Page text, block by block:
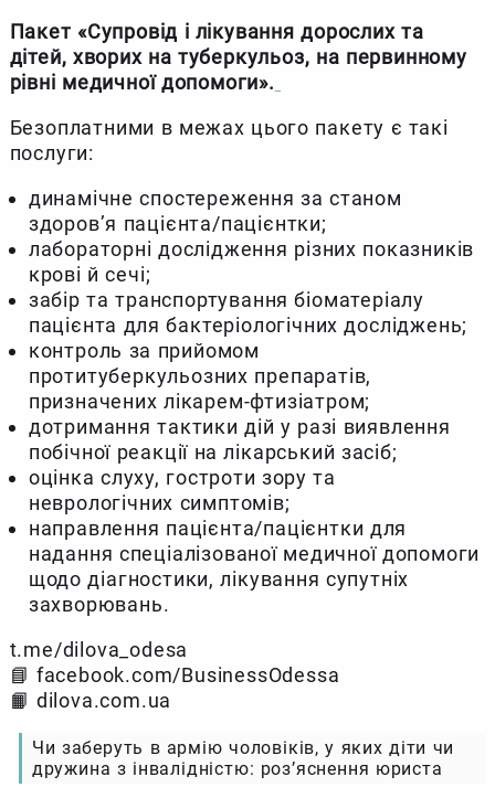
Пакет «Супровід і лікування дорослих та
дітей, хворих на туберкульоз, на первинному
рівні медичної допомоги».
Безоплатними в межах цього пакету є такі
послуги:
динамічне спостереження за станом
здоров’я пацієнта/пацієнтки;
лабораторні дослідження різних показників
крові й сечі;
забір та транспортування біоматеріалу
пацієнта для бактеріологічних досліджень;
контроль за прийомом
протитуберкульозних препаратів,
призначених лікарем-фтизіатром;
дотримання тактики дій у разі виявлення
побічної реакції на лікарський засіб;
оцінка слуху, гостроти зору та
неврологічних симптомів;
направлення пацієнта/пацієнтки для
надання спеціалізованої медичної допомоги
щодо діагностики, лікування супутніх
захворювань.
t.me/dilova_odesa
📘 facebook.com/BusinessOdessa
📙 dilova.com.ua
Чи заберуть в армію чоловіків, у яких діти чи
дружина з інвалідністю: роз’яснення юриста